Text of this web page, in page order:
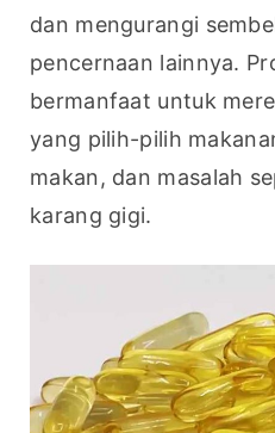
dan mengurangi
pencernaan lainnya.
bermanfaat untuk
yang pilih-pilih
makan, dan masalah
karang gigi.